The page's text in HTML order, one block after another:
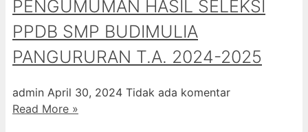
PENGUMUMAN HASIL SELEKSI
PPDB SMP BUDIMULIA
PANGURURAN T.A. 2024-2025
admin April 30, 2024 Tidak ada komentar
Read More »